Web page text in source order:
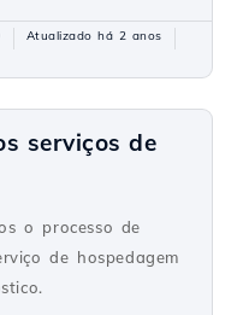
Atualizado há 2 anos
serviços de
o processo de
de hospedagem